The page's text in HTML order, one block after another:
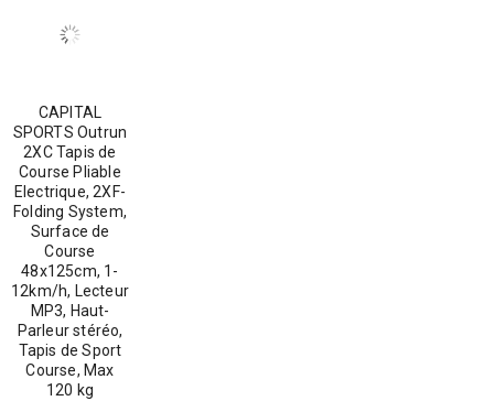
CAPITAL
SPORTS Outrun
2XC Tapis de
Course Pliable
Electrique, 2XF-
Folding System,
Surface de
Course
48x125cm, 1-
12km/h, Lecteur
MP3, Haut-
Parleur stéréo,
Tapis de Sport
Course, Max
120 kg